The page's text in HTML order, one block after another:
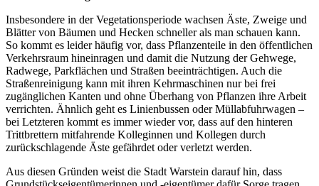
Insbesondere in der Vegetationsperiode wachsen Äste, Zweige und
Blätter von Bäumen und Hecken schneller als man schauen kann.
So kommt es leider häufig vor, dass Pflanzenteile in den öffentlichen
Verkehrsraum hineinragen und damit die Nutzung der Gehwege,
Radwege, Parkflächen und Straßen beeinträchtigen. Auch die
Straßenreinigung kann mit ihren Kehrmaschinen nur bei frei
zugänglichen Kanten und ohne Überhang von Pflanzen ihre Arbeit
verrichten. Ähnlich geht es Linienbussen oder Müllabfuhrwagen –
bei Letzteren kommt es immer wieder vor, dass auf den hinteren
Trittbrettern mitfahrende Kolleginnen und Kollegen durch
zurückschlagende Äste gefährdet oder verletzt werden.
Aus diesen Gründen weist die Stadt Warstein darauf hin, dass